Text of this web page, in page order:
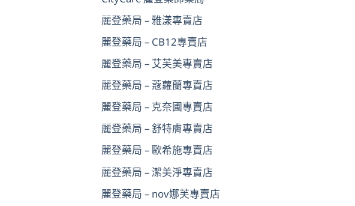
麗登藥局 – 雅漾專賣店
麗登藥局 – CB12專賣店
麗登藥局 – 艾芙美專賣店
麗登藥局 – 蔻蘿蘭專賣店
麗登藥局 – 克奈圃專賣店
麗登藥局 – 舒特膚專賣店
麗登藥局 – 歐希施專賣店
麗登藥局 – 潔美淨專賣店
麗登藥局 – nov娜芙專賣店